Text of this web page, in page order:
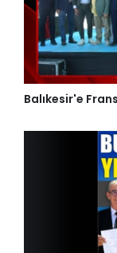
Balıkesir'e